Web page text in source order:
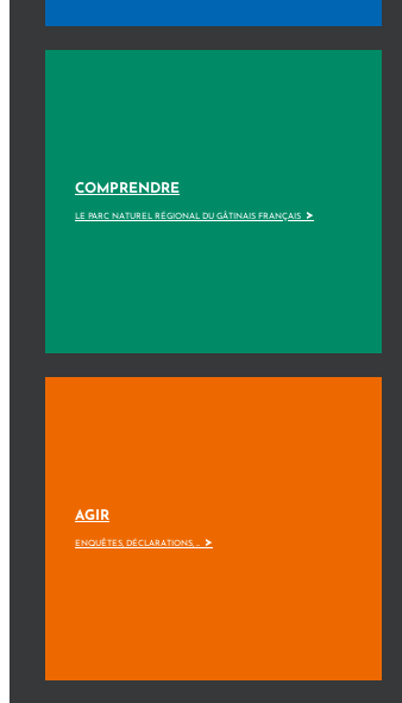
COMPRENDRE
LE PARC NATUREL RÉGIONAL DU GÂTINAIS FRANÇAIS >
AGIR
ENQUÊTES, DÉCLARATIONS, ... >